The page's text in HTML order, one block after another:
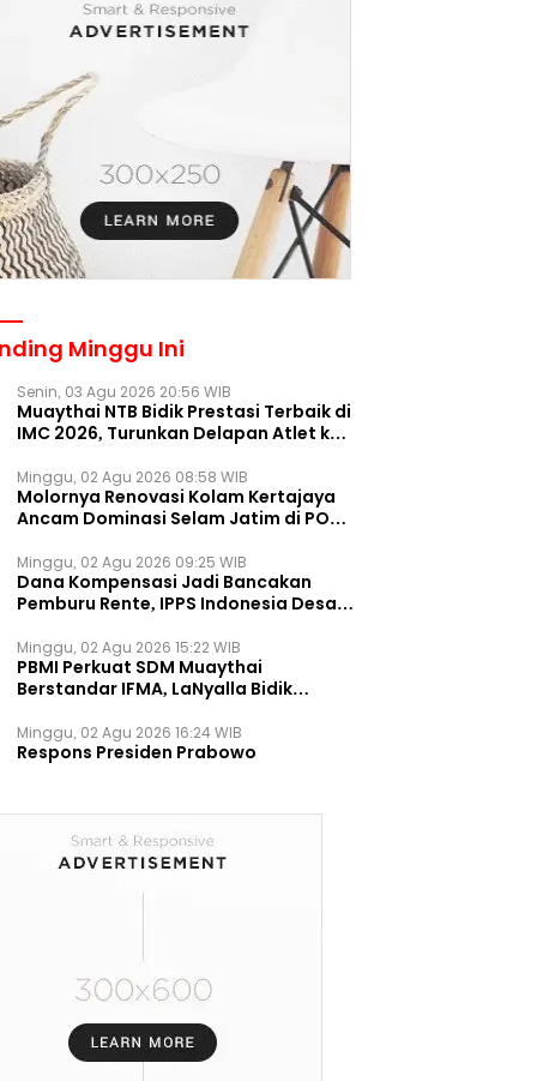
Minggu Ini
Senin, 03 Agu 2026 20:56 WIB
Muaythai NTB Bidik Prestasi Terbaik di
IMC 2026, Turunkan Delapan Atlet ke
Minggu, 02 Agu 2026 08:58 WIB
Molornya Renovasi Kolam Kertajaya
Ancam Dominasi Selam Jatim di PON
Minggu, 02 Agu 2026 09:25 WIB
Dana Kompensasi Jadi Bancakan
Pemburu Rente, IPPS Indonesia Desak
Permanen
Minggu, 02 Agu 2026 15:22 WIB
PBMI Perkuat SDM Muaythai
Berstandar IFMA, LaNyalla Bidik
Minggu, 02 Agu 2026 16:24 WIB
Respons Presiden Prabowo